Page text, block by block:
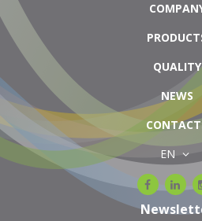
QUALITY
NEWS
EN